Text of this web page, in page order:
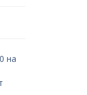
на